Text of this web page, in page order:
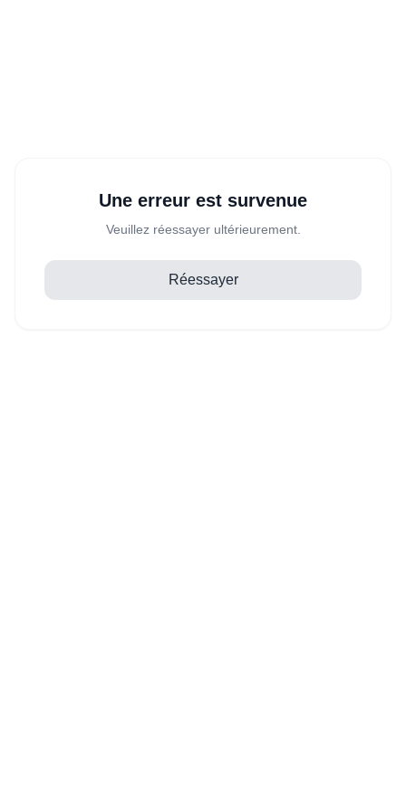
Une erreur est survenue
Veuillez réessayer ultérieurement.
Réessayer